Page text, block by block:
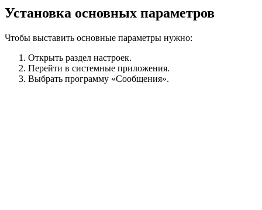
Установка основных параметров
Чтобы выставить основные параметры нужно:
Открыть раздел настроек.
Перейти в системные приложения.
Выбрать программу «Сообщения».